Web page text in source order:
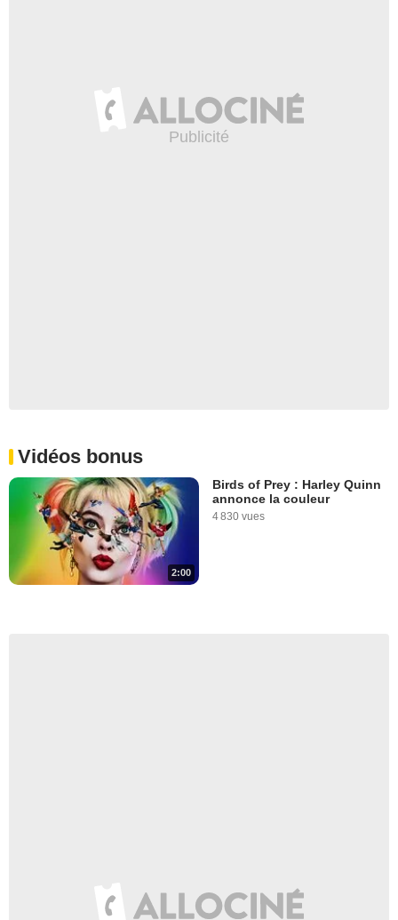
Vidéos bonus
2:00
Birds of Prey : Harley Quinn
annonce la couleur
4 830 vues